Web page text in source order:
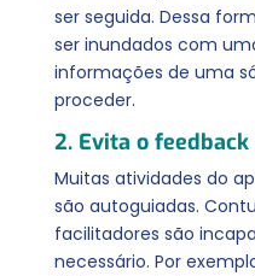
ser seguida. Dessa
ser inundados com
informações de uma
proceder.
2. Evita o
Muitas atividades do
são autoguiadas.
facilitadores são
necessário. Por